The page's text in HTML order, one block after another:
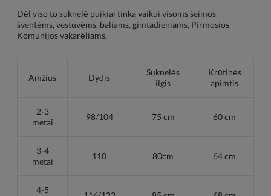
Dėl viso to suknelė puikiai tinka vaikui visoms šeimos
šventėms, vestuvėms, baliams, gimtadieniams, Pirmosios
Komunijos vakarėliams.
Amžius Dydis
Suknelės
ilgis
Krūtinės
apimtis
2-3
metai
98/104 75 cm 60 cm
3-4
metai
110 80cm 64 cm
4-5